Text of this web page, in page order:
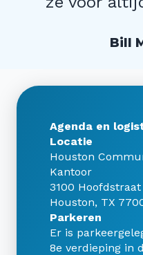
Bill
Agenda en
Locatie
Houston
Kantoor
3100 Hoofdstraat
Houston, TX
Parkeren
Er is
8e verdieping in